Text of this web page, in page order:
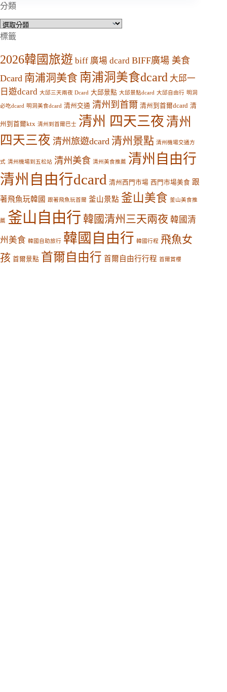
分類
分
類
標籤
2026韓國旅遊 biff 廣場 dcard BIFF廣場 美食
Dcard 南浦洞美食 南浦洞美食dcard 大邱一
日遊dcard 大邱三天兩夜 Dcard 大邱景點 大邱景點dcard 大邱自由行 明洞
必吃dcard 明洞美食dcard 清州交通 清州到首爾 清州到首爾dcard 清
州到首爾ktx 清州到首爾巴士 清州 四天三夜 清州
四天三夜 清州旅遊dcard 清州景點 清州機場交通方
式 清州機場到五松站 清州美食 清州美食推薦 清州自由行
清州自由行dcard 清州西門市場 西門市場美食 跟
著飛魚玩韓國 跟著飛魚玩首爾 釜山景點 釜山美食 釜山美食推
薦 釜山自由行 韓國清州三天兩夜 韓國清
州美食 韓國自助旅行 韓國自由行 韓國行程 飛魚女
孩 首爾景點 首爾自由行 首爾自由行行程 首爾賞櫻